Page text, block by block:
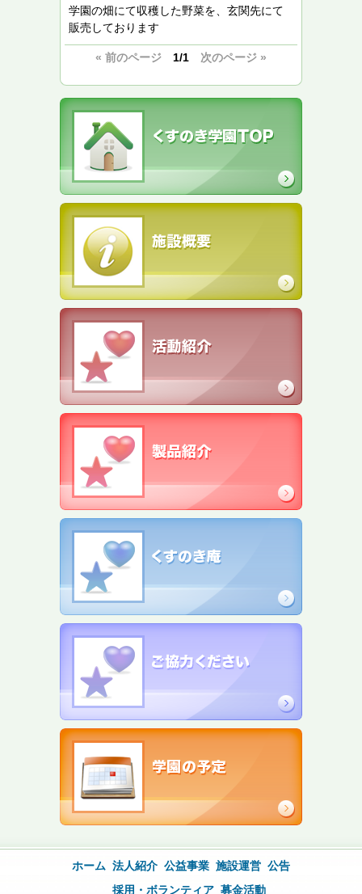
学園の畑にて収穫した野菜を、玄関先にて
販売しております
« 前のページ 1/1 次のページ »
ホーム 法人紹介 公益事業 施設運営 公告
採用・ボランティア 募金活動